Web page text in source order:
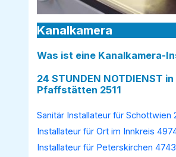
Kanalkamera
Was ist eine Kanalkamera-
24 STUNDEN NOTDIENST in
Pfaffstätten 2511
Sanitär Installateur für Schottwien
Installateur für Ort im Innkreis
Installateur für Peterskirchen 4743